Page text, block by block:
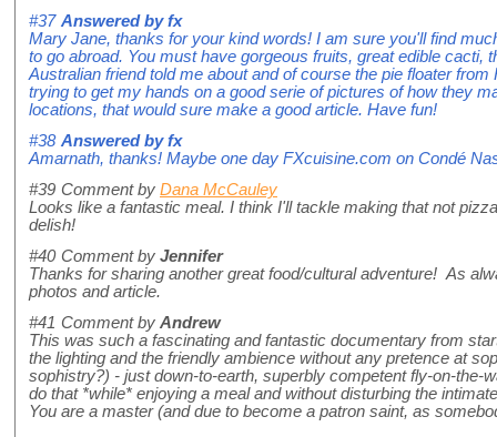
#37 Answered byfx
Mary Jane, thanks for your kind words! I am sure you'll find
to go abroad. You must have gorgeous fruits, great edible cacti,
Australian friend told me about and of course the pie floater
trying to get my hands on a good serie of pictures of how they
locations, that would sure make a good article. Have fun!
#38 Answered byfx
Amarnath, thanks! Maybe one day FXcuisine.com on Condé
#39 Comment by Dana McCauley
Looks like a fantastic meal. I think I'll tackle making that not
delish!
#40 Comment by Jennifer
Thanks for sharing another great food/cultural adventure! As
photos and article.
#41 Comment by Andrew
This was such a fascinating and fantastic documentary from
the lighting and the friendly ambience without any pretence at
sophistry?) - just down-to-earth, superbly competent fly-on-the-
do that *while* enjoying a meal and without disturbing the
You are a master (and due to become a patron saint, as